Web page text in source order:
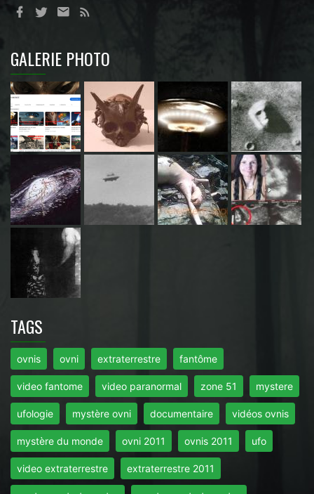
GALERIE PHOTO
TAGS
ovnis ovni extraterrestre fantôme
video fantome video paranormal zone 51 mystere
ufologie mystère ovni documentaire vidéos ovnis
mystère du monde ovni 2011 ovnis 2011 ufo
video extraterrestre extraterrestre 2011